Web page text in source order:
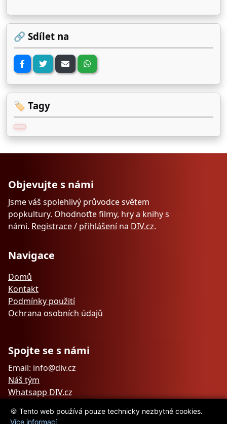
🔗 Sdílet na
🏷️ Tagy
Objevujte s námi
Jsme váš spolehlivý průvodce světem
popkultury. Ohodnoťte filmy, hry a knihy s
námi. Registrace/ přihlášenína DIV.cz.
Navigace
Domů
Kontakt
Podmínky použití
Ochrana osobních údajů
Spojte se s námi
Email: info@div.cz
Náš tým
Whatsapp DIV.cz
🍪 Tento web používá pouze technicky nezbytné cookies.
Více informací